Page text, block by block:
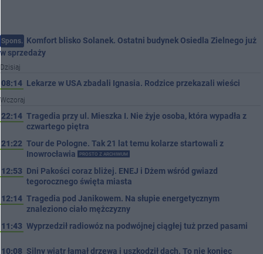
Spons. Komfort blisko Solanek. Ostatni budynek Osiedla Zielnego już
w sprzedaży
Dzisiaj
08:14 Lekarze w USA zbadali Ignasia. Rodzice przekazali wieści
Wczoraj
22:14 Tragedia przy ul. Mieszka I. Nie żyje osoba, która wypadła z
czwartego piętra
21:22 Tour de Pologne. Tak 21 lat temu kolarze startowali z
Inowrocławia
PROSTO Z ARCHIWUM
12:53 Dni Pakości coraz bliżej. ENEJ i Dżem wśród gwiazd
tegorocznego święta miasta
12:14 Tragedia pod Janikowem. Na słupie energetycznym
znaleziono ciało mężczyzny
11:43 Wyprzedził radiowóz na podwójnej ciągłej tuż przed pasami
10:08 Silny wiatr łamał drzewa i uszkodził dach. To nie koniec